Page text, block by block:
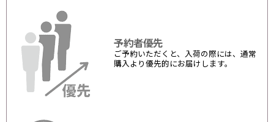
予約者優先
ご予約いただくと、入荷の際には、通常
購入より優先的にお届けします。